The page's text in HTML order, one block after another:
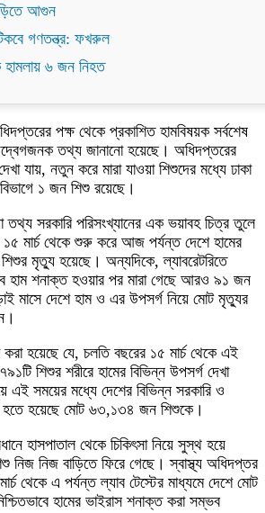
আগুন
গণতন্ত্র: ফখরুল
হামলায় ৬ জন নিহত
পক্ষ থেকে প্রকাশিত হামবিষয়ক সর্বশেষ
তথ্য জানানো হয়েছে। অধিদপ্তরের
যায়, নতুন করে মারা যাওয়া শিশুদের মধ্যে ঢাকা
১ জন শিশু রয়েছে।
তথ্য সরকারি পরিসংখ্যানের এক ভয়াবহ চিত্র তুলে
মার্চ থেকে শুরু করে আজ পর্যন্ত দেশে হামের
মৃত্যু হয়েছে। অন্যদিকে, ল্যাবরেটরিতে
হাম শনাক্ত হওয়ার পর মারা গেছে আরও ৯১ জন
মাসে দেশে হাম ও এর উপসর্গ নিয়ে মোট মৃত্যুর
হয়েছে যে, চলতি বছরের ১৫ মার্চ থেকে এই
শিশুর শরীরে হামের বিভিন্ন উপসর্গ দেখা
এই সময়ের মধ্যে দেশের বিভিন্ন সরকারি ও
হতে হয়েছে মোট ৬৩,১৩৪ জন শিশুকে।
হাসপাতাল থেকে চিকিৎসা নিয়ে সুস্থ হয়ে
নিজ বাড়িতে ফিরে গেছে। স্বাস্থ্য অধিদপ্তর
থেকে এ পর্যন্ত ল্যাব টেস্টের মাধ্যমে দেশে মোট
হামের ভাইরাস শনাক্ত করা সম্ভব